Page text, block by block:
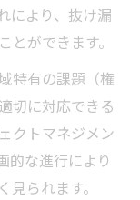
により、抜け漏
ができます。
特有の課題（権
切に対応できる
クトマネジメン
的な進行により
られます。